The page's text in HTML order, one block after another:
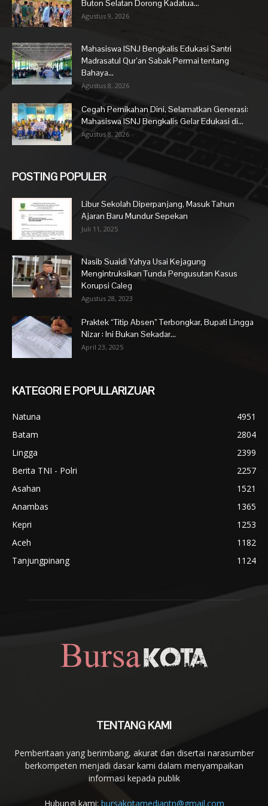
Buton Selatan Dorong Kadatua...
Agustus 9, 2026
Mahasiswa ISNJ Bengkalis Edukasi Santri
Madrasatul Qur’an Sabak Permai tentang
Bahaya...
Agustus 8, 2026
Cegah Pernikahan Dini, Selamatkan Generasi:
Mahasiswa ISNJ Bengkalis Gelar Edukasi di...
Agustus 8, 2026
POSTING POPULER
Libur Sekolah Diperpanjang, Masuk Tahun
Ajaran Baru Mundur Sepekan
Juli 11, 2025
Nasib Suaidi Yahya Usai Kejagung
Mengintruksikan Tunda Pengusutan Kasus
Korupsi Caleg
Agustus 28, 2023
Praktek “Titip Absen” Terbongkar, Bupati Lingga
Nizar : Ini Bukan Sekadar...
April 23, 2025
KATEGORI E POPULLARIZUAR
Natuna
4951
Batam
2804
Lingga
2399
Berita TNI - Polri
2257
Asahan
1521
Anambas
1365
Kepri
1253
Aceh
1182
Tanjungpinang
1124
TENTANG KAMI
Pemberitaan yang berimbang, akurat dan disertai narasumber
berkompeten menjadi dasar kami dalam menyampaikan
informasi kepada publik
Hubungi kami: bursakotamediantn@gmail.com